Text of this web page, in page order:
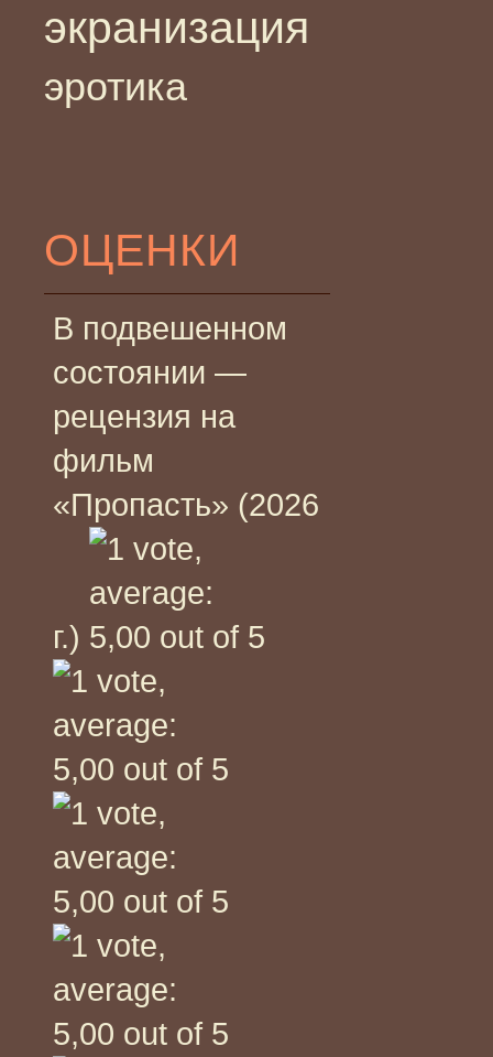
экранизация
эротика
ОЦЕНКИ
В подвешенном
состоянии —
рецензия на
фильм
«Пропасть» (2026
г.)